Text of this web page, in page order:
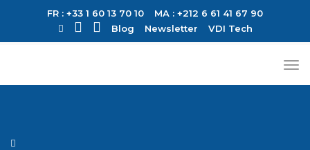
FR : +33 1 60 13 70 10
MA : +212 6 61 41 67 90
Blog
Newsletter VDI Tech